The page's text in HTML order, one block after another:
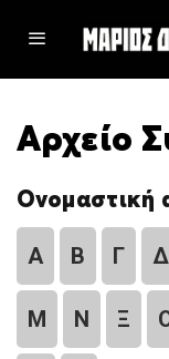
Αρχείο
Ονομαστική
Α Β Γ Δ
Μ Ν Ξ